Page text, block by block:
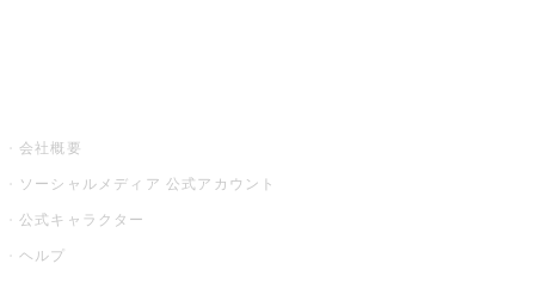
会社概要
ソーシャルメディア 公式アカウント
公式キャラクター
ヘルプ